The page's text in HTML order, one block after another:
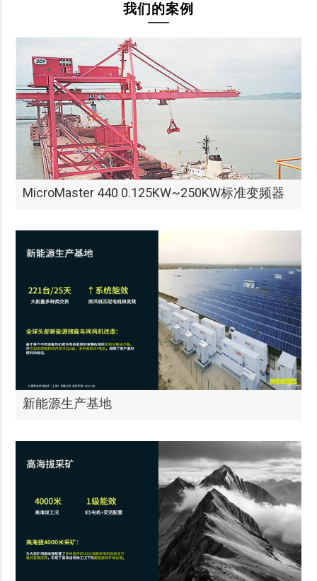
我们的案例
MicroMaster 440 0.125KW~250KW标准变频器
新能源生产基地